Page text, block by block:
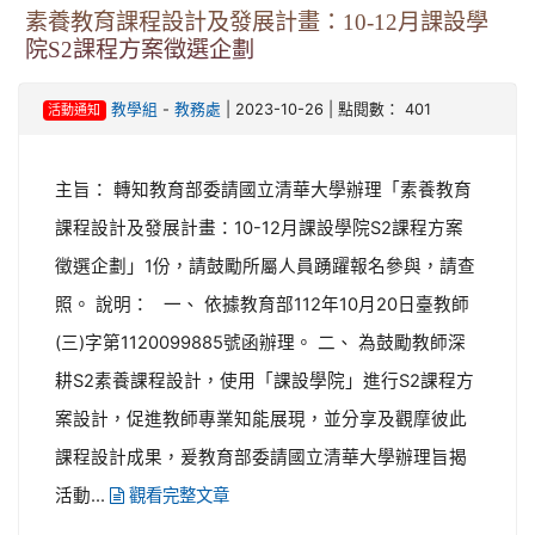
素養教育課程設計及發展計畫：10-12月課設學
院S2課程方案徵選企劃
活動通知 教學組 - 教務處 | 2023-10-26 | 點閱數： 401
主旨： 轉知教育部委請國立清華大學辦理「素養教育
課程設計及發展計畫：10-12月課設學院S2課程方案
徵選企劃」1份，請鼓勵所屬人員踴躍報名參與，請查
照。 說明： 一、 依據教育部112年10月20日臺教師
(三)字第1120099885號函辦理。 二、 為鼓勵教師深
耕S2素養課程設計，使用「課設學院」進行S2課程方
案設計，促進教師專業知能展現，並分享及觀摩彼此
課程設計成果，爰教育部委請國立清華大學辦理旨揭
活動...
觀看完整文章